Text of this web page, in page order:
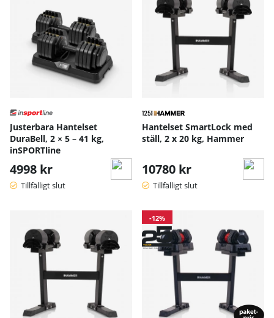
Justerbara Hantelset
DuraBell, 2 × 5 – 41 kg,
inSPORTline
4998 kr
Tillfälligt slut
Hantelset SmartLock med
ställ, 2 x 20 kg, Hammer
10780 kr
Tillfälligt slut
-12%